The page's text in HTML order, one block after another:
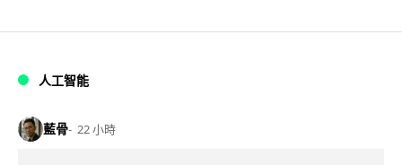
人工智能
藍骨 22 小時